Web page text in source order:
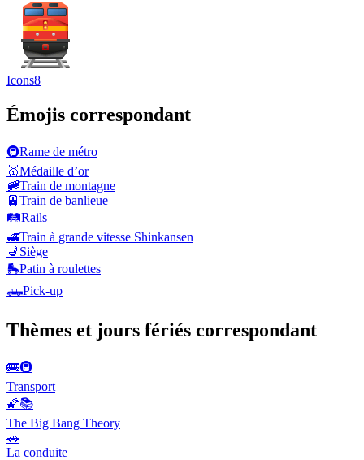
Icons8
Émojis correspondant
🚇Rame de métro
🥇Médaille d’or
🚞Train de montagne
🚈Train de banlieue
🛤️Rails
🚅Train à grande vitesse Shinkansen
💺 Siège
🛼Patin à roulettes
🛻Pick-up
Thèmes et jours fériés correspondant
🚌🚇
Transport
🌠📚
The Big Bang Theory
🚗
La conduite